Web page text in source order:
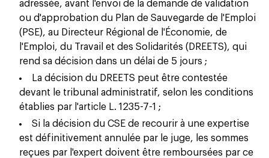
adressée, avant l'envoi de la demande de validation
ou d'approbation du Plan de Sauvegarde de l'Emploi
(PSE), au Directeur Régional de l'Économie, de
l'Emploi, du Travail et des Solidarités (DREETS), qui
rend sa décision dans un délai de 5 jours ;
La décision du DREETS peut être contestée
devant le tribunal administratif, selon les conditions
établies par l'article L. 1235-7-1 ;
Si la décision du CSE de recourir à une expertise
est définitivement annulée par le juge, les sommes
reçues par l'expert doivent être remboursées par ce